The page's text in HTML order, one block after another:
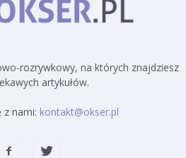
rozrywkowy, na których znajdziesz
artykułów.
z nami: kontakt@okser.pl